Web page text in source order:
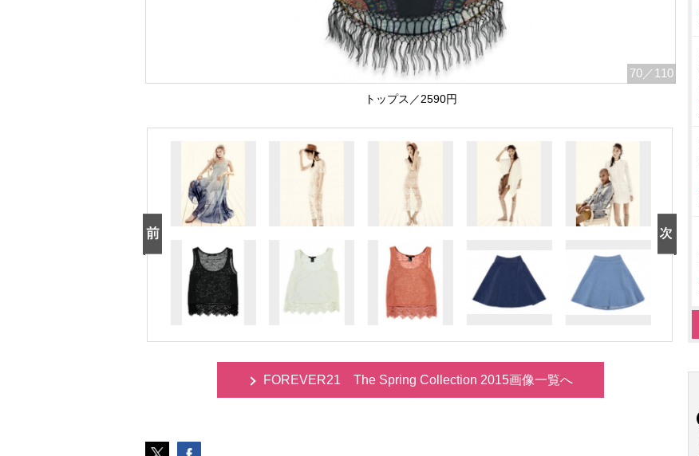
70 ／110
トップス／2590円
FOREVER21 The Spring Collection 2015画像一覧へ